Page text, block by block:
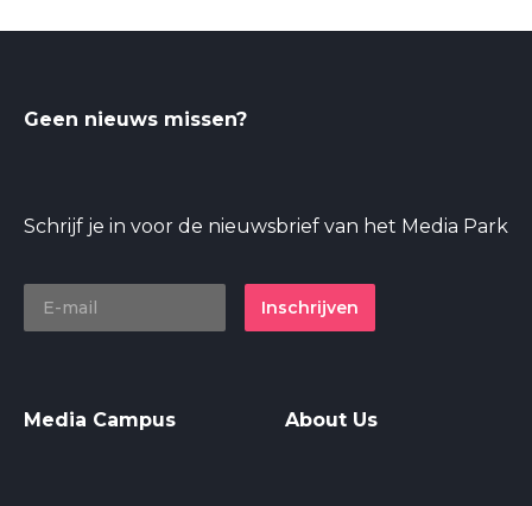
Geen nieuws missen?
Schrijf je in voor de nieuwsbrief van het Media Park
Inschrijven
Media Campus About Us